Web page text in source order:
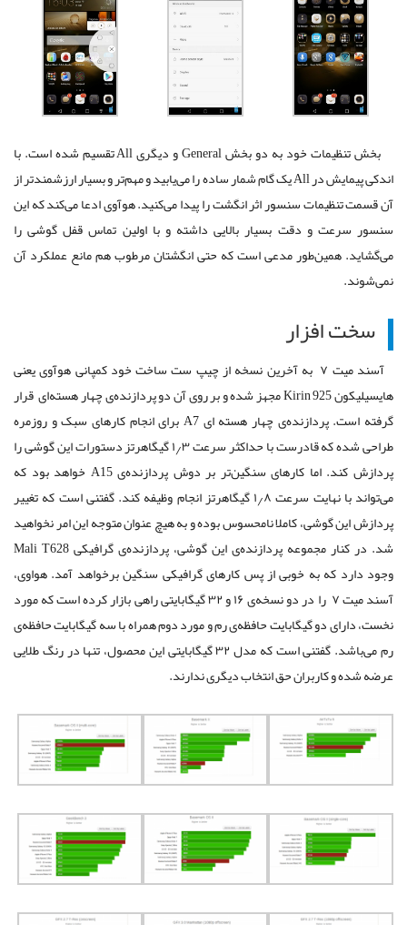
بخش تنظیمات خود به دو بخش General و دیگری All تقسیم شده است. با
اندکی پیمایش در All یک گام شمار ساده را می‌یابید و مهم‌تر و بسیار ارزشمندتر از
آن قسمت تنظیمات سنسور اثر انگشت را پیدا می‌کنید. هوآوی ادعا می‌کند که این
سنسور سرعت و دقت بسیار بالایی داشته و با اولین تماس قفل گوشی را
می‌گشاید. همین‌طور مدعی است که حتی انگشتان مرطوب هم مانع عملکرد آن
نمی‌شوند.
سخت افزار
آسند میت ۷ به آخرین نسخه از چیپ‌ ست ساخت خود کمپانی هوآوی یعنی
هایسیلیکون Kirin 925 مجهز شده و بر روی آن دو پردازنده‌ی چهار هسته‌ای قرار
گرفته است. پردازنده‌ی چهار هسته ای A7 برای انجام کارهای سبک و روزمره
طراحی شده که قادرست با حداکثر سرعت ۱٫۳ گیگاهرتز دستورات این گوشی را
پردازش کند. اما کارهای سنگین‌تر بر دوش پردازنده‌ی A15 خواهد بود که
می‌تواند با نهایت سرعت ۱٫۸ گیگاهرتز انجام وظیفه کند. گفتنی است که تغییر
پردازش این گوشی، کاملا نامحسوس بوده و به هیچ عنوان متوجه این امر نخواهید
شد. در کنار مجموعه پردازنده‌ی این گوشی، پردازنده‌ی گرافیکی Mali T628
وجود دارد که به خوبی از پس کارهای گرافیکی سنگین برخواهد آمد. هواوی،
آسند میت ۷ را در دو نسخه‌ی ۱۶ و ۳۲ گیگابایتی راهی بازار کرده است که مورد
نخست، دارای دو گیگابایت حافظه‌ی رم و مورد دوم همراه با سه گیگابایت حافظه‌ی
رم می‌باشد. گفتنی است که مدل ۳۲ گیگابایتی این محصول، تنها در رنگ طلایی
عرضه شده و کاربران حق انتخاب دیگری ندارند.